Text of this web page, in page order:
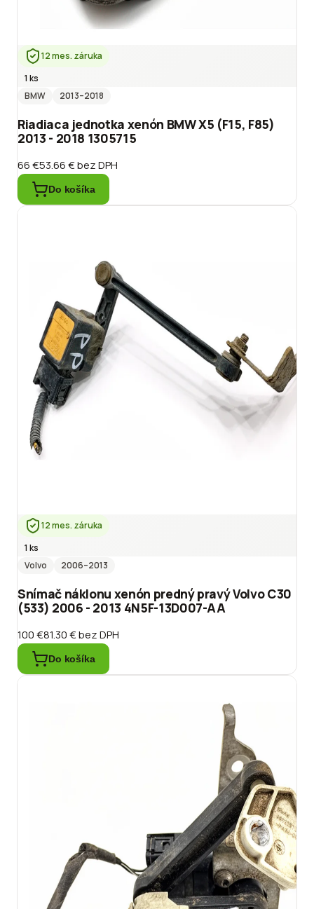
12 mes. záruka
1 ks
BMW
2013–2018
Riadiaca jednotka xenón BMW X5 (F15, F85)
2013 - 2018 1305715
66 €53.66 €bez DPH
Do košíka
12 mes. záruka
1 ks
Volvo
2006–2013
Snímač náklonu xenón predný pravý Volvo C30
(533) 2006 - 2013 4N5F-13D007-AA
100 €81.30 €bez DPH
Do košíka